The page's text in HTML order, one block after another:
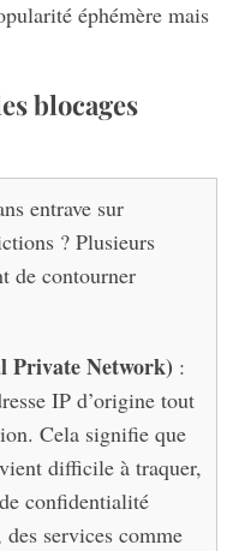
éphémère mais
blocages
entrave sur
? Plusieurs
de contourner
Private Network) :
IP d’origine tout
Cela signifie que
difficile à traquer,
confidentialité
services comme